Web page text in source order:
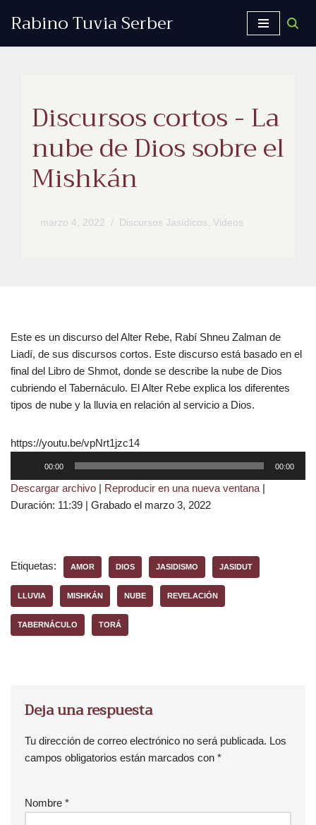
Rabino Tuvia Serber
Discursos cortos - La
nube de Dios sobre el
Mishkán
marzo 4, 2022 Discursos Jasídicos, Videos
Este es un discurso del Alter Rebe, Rabí Shneu Zalman de
Liadí, de sus discursos cortos. Este discurso está basado en el
final del Libro de Shmot, donde se describe la nube de Dios
cubriendo el Tabernáculo. El Alter Rebe explica los diferentes
tipos de nube y la lluvia en relación al servicio a Dios.
https://youtu.be/vpNrt1jzc14
p
r
u
o
00:00 00:00
Descargar archivo | Reproducir en una nueva ventana |
Duración: 11:39 | Grabado el marzo 3, 2022
Etiquetas: AMOR DIOS JASIDISMO JASIDUT
LLUVIA MISHKÁN NUBE REVELACIÓN
TABERNÁCULO TORÁ
Deja una respuesta
Tu dirección de correo electrónico no será publicada. Los
campos obligatorios están marcados con *
Nombre *